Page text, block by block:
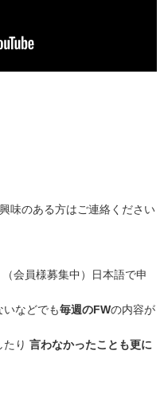
味のある方はご連絡ください
会員様募集中）日本語で申
などでも毎週のFWの内容が
り 言わなかったことも更に